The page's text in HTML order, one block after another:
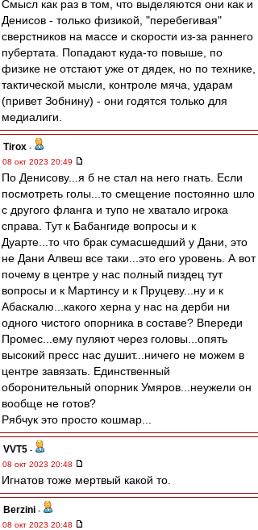
Смысл как раз в том, что выделяются они как и
Денисов - только физикой, "перебегивая"
сверстников на массе и скорости из-за раннего
пубертата. Попадают куда-то повыше, по
физике не отстают уже от дядек, но по технике,
тактической мысли, контроле мяча, ударам
(привет Зобнину) - они годятся только для
медиалиги.
Tirox -
08 окт 2023 20:49
По Денисову...я б не стал на него гнать. Если
посмотреть голы...то смещение постоянно шло
с другого фланга и тупо не хватало игрока
справа. Тут к Бабангиде вопросы и к
Дуарте...то что брак сумасшедший у Дани, это
не Дани Алвеш все таки...это его уровень. А вот
почему в центре у нас полный пиздец тут
вопросы и к Мартинсу и к Пруцеву...ну и к
Абаскалю...какого херна у нас на дерби ни
одного чистого опорника в составе? Впереди
Промес...ему пуляют через головы...опять
высокий пресс нас душит...ничего не можем в
центре завязать. Единственный
оборонительный опорник Умяров...неужели он
вообще не готов?
Рябчук это просто кошмар...
VVT5 -
08 окт 2023 20:48
Игнатов тоже мертвый какой то.
Berzini -
08 окт 2023 20:48